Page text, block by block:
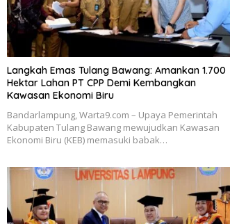
Langkah Emas Tulang Bawang: Amankan 1.700
Hektar Lahan PT CPP Demi Kembangkan
Kawasan Ekonomi Biru
Bandarlampung, Warta9.com – Upaya Pemerintah
Kabupaten Tulang Bawang mewujudkan Kawasan
Ekonomi Biru (KEB) memasuki babak…